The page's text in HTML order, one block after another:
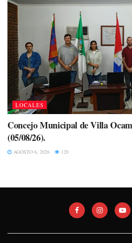
LOCALES
Concejo Municipal de Villa
(05/08/26).
AGOSTO 6, 2026 120